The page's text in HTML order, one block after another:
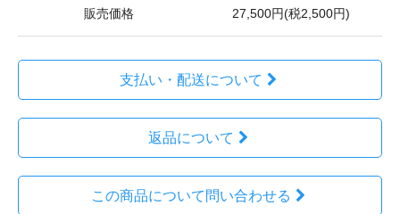
販売価格 27,500円(税2,500円)
支払い・配送について
返品について
この商品について問い合わせる